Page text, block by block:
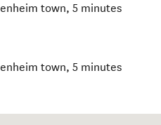
town, 5 minutes
town, 5 minutes